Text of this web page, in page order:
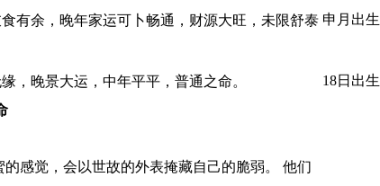
有余，晚年家运可卜畅通，财源大旺，未限舒泰 申月出生
，晚景大运，中年平平，普通之命。
18日出生
感觉，会以世故的外表掩藏自己的脆弱。 他们